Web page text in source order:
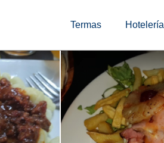
Navigation
Termas Hotelería